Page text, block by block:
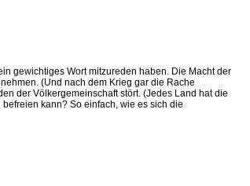
gewichtiges Wort mitzureden haben. Die Macht der
(Und nach dem Krieg gar die Rache
der Völkergemeinschaft stört. (Jedes Land hat die
kann? So einfach, wie es sich die